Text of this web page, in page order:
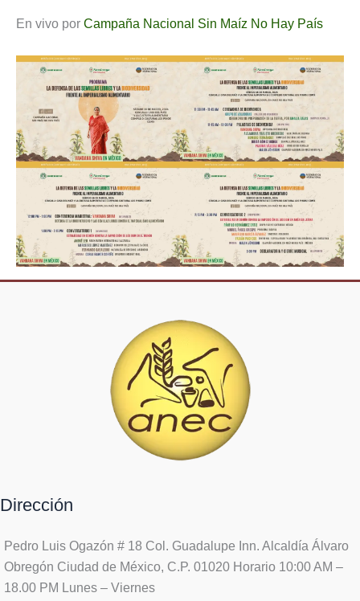
En vivo por Campaña Nacional Sin Maíz No Hay País
Dirección
Pedro Luis Ogazón # 18 Col. Guadalupe Inn. Alcaldía Álvaro
Obregón Ciudad de México, C.P. 01020 Horario 10:00 AM –
18.00 PM Lunes – Viernes